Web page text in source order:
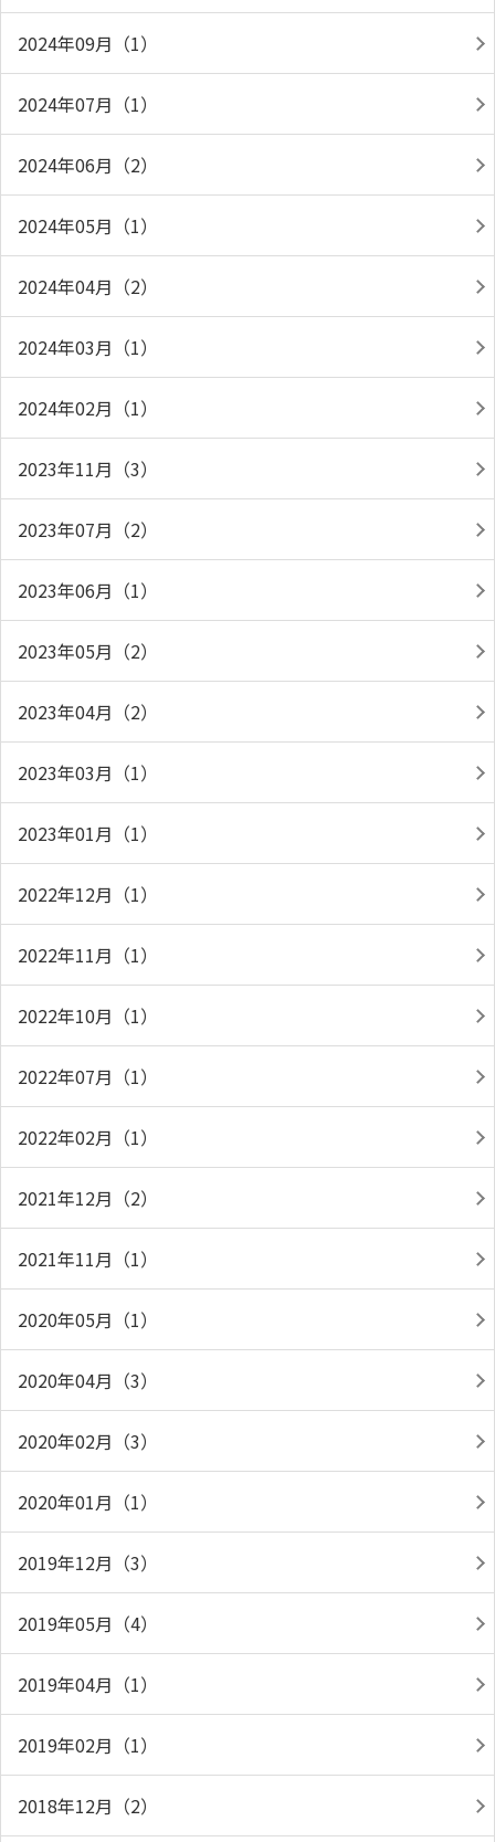
2024年09月（1）
2024年07月（1）
2024年06月（2）
2024年05月（1）
2024年04月（2）
2024年03月（1）
2024年02月（1）
2023年11月（3）
2023年07月（2）
2023年06月（1）
2023年05月（2）
2023年04月（2）
2023年03月（1）
2023年01月（1）
2022年12月（1）
2022年11月（1）
2022年10月（1）
2022年07月（1）
2022年02月（1）
2021年12月（2）
2021年11月（1）
2020年05月（1）
2020年04月（3）
2020年02月（3）
2020年01月（1）
2019年12月（3）
2019年05月（4）
2019年04月（1）
2019年02月（1）
2018年12月（2）